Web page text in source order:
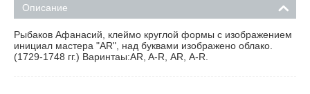
Описание
Рыбаков Афанасий, клеймо круглой формы с изображением
инициал мастера "AR", над буквами изображено облако.
(1729-1748 гг.) Варинтаы:AR, A-R, АR, А-R.